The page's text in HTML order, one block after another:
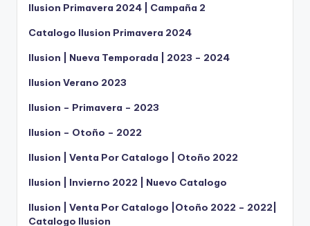
Ilusion Primavera 2024 | Campaña 2
Catalogo Ilusion Primavera 2024
Ilusion | Nueva Temporada | 2023 – 2024
Ilusion Verano 2023
Ilusion – Primavera – 2023
Ilusion – Otoño – 2022
Ilusion | Venta Por Catalogo | Otoño 2022
Ilusion | Invierno 2022 | Nuevo Catalogo
Ilusion | Venta Por Catalogo |Otoño 2022 – 2022|
Catalogo Ilusion